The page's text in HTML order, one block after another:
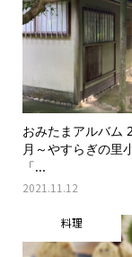
おみたまアルバム
月～やすらぎの里
「...
2021.11.12
料理